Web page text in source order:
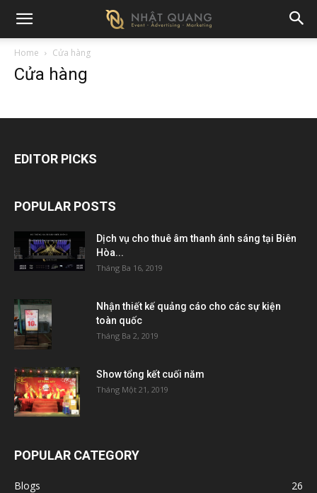
Home Cửa hàng
Cửa hàng
EDITOR PICKS
POPULAR POSTS
Dịch vụ cho thuê âm thanh ánh sáng tại Biên
Hòa...
Tháng Ba 16, 2019
Nhận thiết kế quảng cáo cho các sự kiện
toàn quốc
Tháng Ba 2, 2019
Show tổng kết cuối năm
Tháng Một 21, 2019
POPULAR CATEGORY
Blogs
26